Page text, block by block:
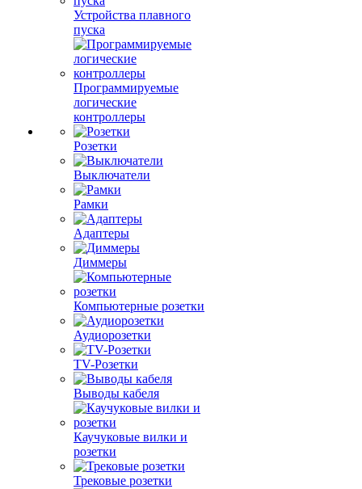
Устройства плавного
пуска
Программируемые
логические
контроллеры
Розетки
Выключатели
Рамки
Адаптеры
Диммеры
Компьютерные розетки
Аудиорозетки
TV-Розетки
Выводы кабеля
Каучуковые вилки и
розетки
Трековые розетки